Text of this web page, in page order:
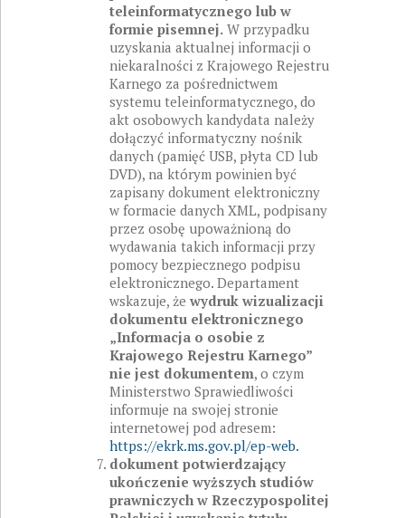
teleinformatycznego lub w
formie pisemnej.W przypadku
uzyskania aktualnej informacji o
niekaralności z Krajowego Rejestru
Karnego za pośrednictwem
systemu teleinformatycznego, do
akt osobowych kandydata należy
dołączyć informatyczny nośnik
danych (pamięć USB, płyta CD lub
DVD), na którym powinien być
zapisany dokument elektroniczny
w formacie danych XML, podpisany
przez osobę upoważnioną do
wydawania takich informacji przy
pomocy bezpiecznego podpisu
elektronicznego. Departament
wskazuje, że wydruk wizualizacji
dokumentu elektronicznego
„Informacja o osobie z
Krajowego Rejestru Karnego”
nie jest dokumentem, o czym
Ministerstwo Sprawiedliwości
informuje na swojej stronie
internetowej pod adresem:
https://ekrk.ms.gov.pl/ep-web.
dokument potwierdzający
ukończenie wyższych studiów
prawniczych w Rzeczypospolitej